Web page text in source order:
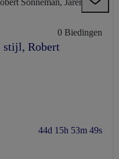
0 Biedingen
stijl, Robert
44d 15h 53m 48s